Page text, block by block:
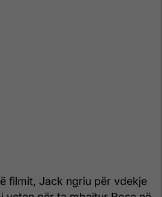
filmit, Jack ngriu për vdekje